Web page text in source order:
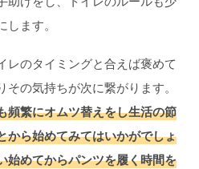
ます。
レのタイミングと合えば褒めて
の気持ちが次に繋がります。
頻繁にオムツ替えをし生活の節
から始めてみてはいかがでしょ
始めてからパンツを履く時間を